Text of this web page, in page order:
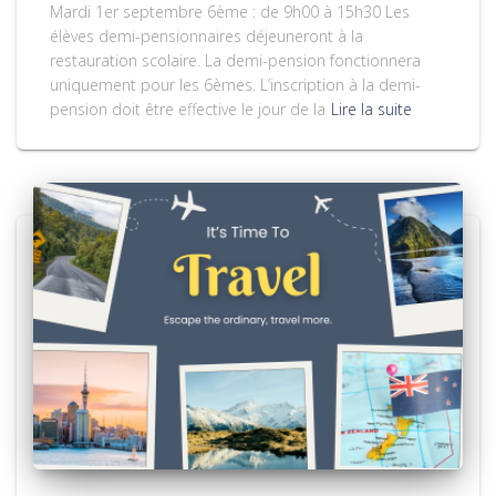
Mardi 1er septembre 6ème : de 9h00 à 15h30 Les
élèves demi-pensionnaires déjeuneront à la
restauration scolaire. La demi-pension fonctionnera
uniquement pour les 6èmes. L’inscription à la demi-
pension doit être effective le jour de la Lire la suite